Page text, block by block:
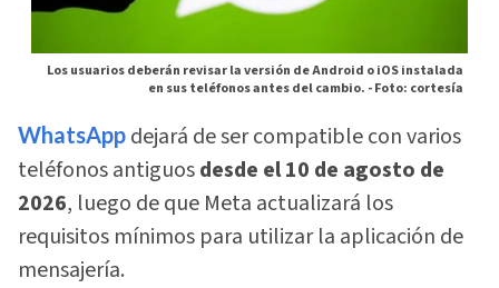
Los usuarios deberán revisar la versión de Android o iOS instalada
en sus teléfonos antes del cambio. -Foto: cortesía
WhatsApp dejará de ser compatible con varios
teléfonos antiguosdesde el 10 de agosto de
2026, luego de que Meta actualizará los
requisitos mínimos para utilizar la aplicación de
mensajería.